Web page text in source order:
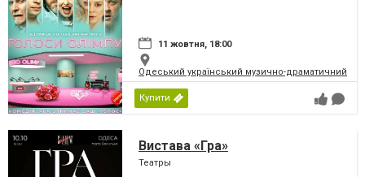
11 жовтня, 18:00
Одеський український музично-драматичний
Купити
Вистава «Гра»
Театры